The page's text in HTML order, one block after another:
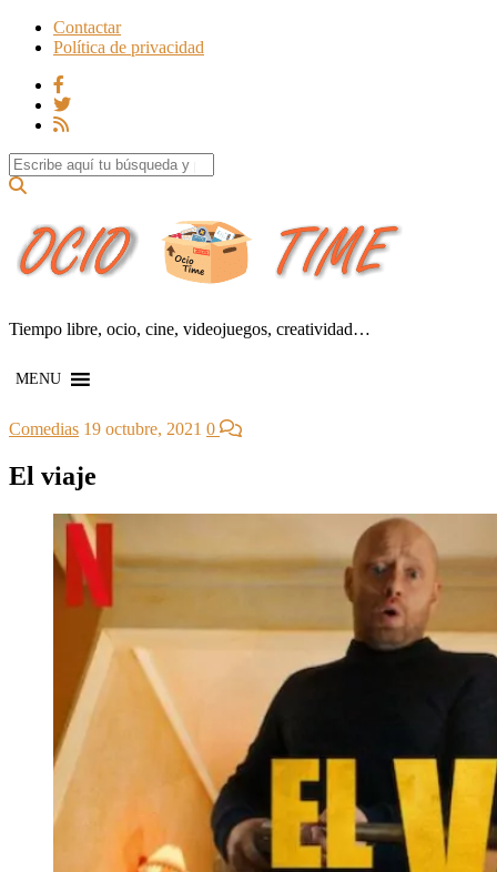
Contactar
Política de privacidad
Search for:
Tiempo libre, ocio, cine, videojuegos, creatividad…
MENU
Comedias 19 octubre, 2021 0
El viaje